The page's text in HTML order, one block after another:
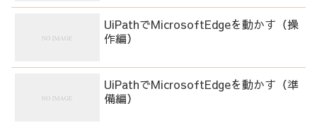
UiPathでMicrosoftEdgeを動かす（操
作編）
UiPathでMicrosoftEdgeを動かす（準
備編）